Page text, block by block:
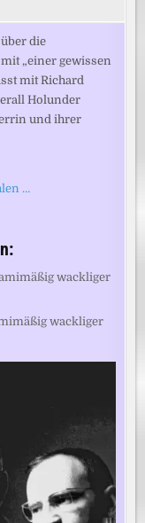
über die
„einer gewissen
mit Richard
Holunder
und ihrer
…
wackliger